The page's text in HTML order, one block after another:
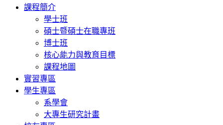
課程簡介
學士班
碩士暨碩士在職專班
博士班
核心能力與教育目標
課程地圖
實習專區
學生專區
系學會
大專生研究計畫